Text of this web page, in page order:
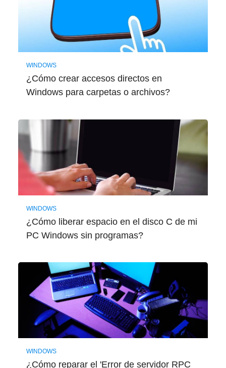
WINDOWS
¿Cómo crear accesos directos en
Windows para carpetas o archivos?
WINDOWS
¿Cómo liberar espacio en el disco C de mi
PC Windows sin programas?
WINDOWS
¿Cómo reparar el 'Error de servidor RPC